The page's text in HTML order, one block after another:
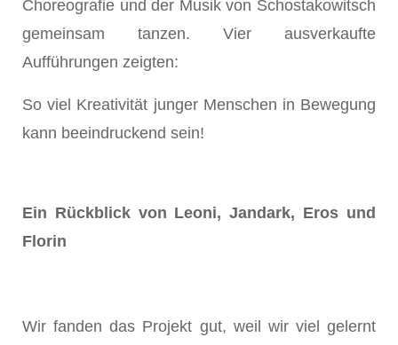
Choreografie und der Musik von Schostakowitsch
gemeinsam tanzen. Vier ausverkaufte
Aufführungen zeigten:
So viel Kreativität junger Menschen in Bewegung
kann beeindruckend sein!
Ein Rückblick von Leoni, Jandark, Eros und
Florin
Wir fanden das Projekt gut, weil wir viel gelernt